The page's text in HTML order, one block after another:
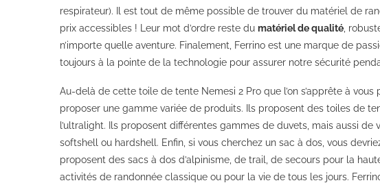
respirateur). Il est tout de même possible de trouver du matériel de
prix accessibles ! Leur mot d’ordre reste du matériel de qualité ,
n’importe quelle aventure. Finalement, Ferrino est une marque de
toujours à la pointe de la technologie pour assurer notre sécurité
Au-delà de cette toile de tente Nemesi 2 Pro que l’on s’apprête à
proposer une gamme variée de produits. Ils proposent des toiles de
l’ultralight. Ils proposent différentes gammes de duvets, mais aussi
softshell ou hardshell. Enfin, si vous cherchez un sac à dos, vous
proposent des sacs à dos d’alpinisme, de trail, de secours pour la
activités de randonnée classique ou pour la vie de tous les jours.